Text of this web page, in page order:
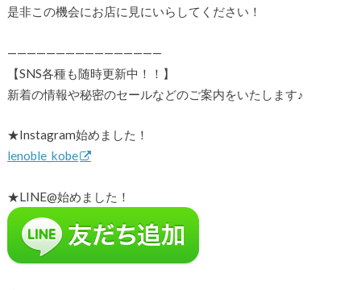
是非この機会にお店に見にいらしてください！
————————————————
【SNS各種も随時更新中！！】
新着の情報や秘密のセールなどのご案内をいたします♪
★Instagram始めました！
lenoble_kobe
★LINE@始めました！